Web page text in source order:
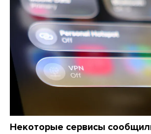
Некоторые сервисы